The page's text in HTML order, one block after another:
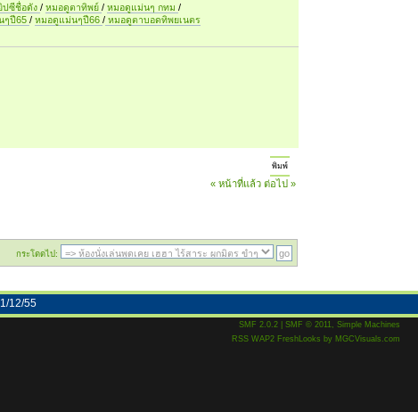
ปซีชื่อดัง/หมอดูตาทิพย์/หมอดูแม่นๆ กทม/
ๆปี65/หมอดูแม่นๆปี66/ หมอดูตาบอดทิพยเนตร
พิมพ์
« หน้าที่แล้ว ต่อไป »
กระโดดไป:
12/55
SMF 2.0.2 SMF © 2011, Simple Machines
RSS WAP2 FreshLooks by MGCVisuals.com